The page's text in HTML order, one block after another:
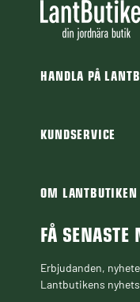
HANDLA PÅ
Frakt & leverans
Finansiering
Guider &
Black Week
KUNDSERVICE
Frågor & svar
Cookiepolicy
OM LANTBUTIKEN
Om Lantbutiken
FÅ SENASTE
Erbjudanden,
Lantbutikens